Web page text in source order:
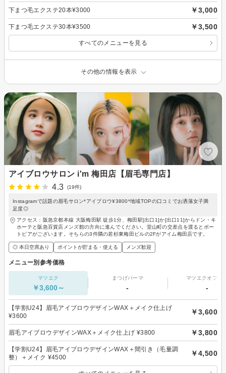
下まつ毛エクステ20本¥3000 ￥3,000
下まつ毛エクステ30本¥3500 ￥3,500
すべてのメニューを見る
その他の情報を表示
アイブロウサロン i'm 梅田店【眉毛専門店】
4.3
(19件)
Instagramで話題の眉毛サロン*アイブロウ¥3800*地域TOPの口コミでお洒落女子満
足度◎
アクセス：阪急京都本線 大阪梅田駅 徒歩1分、梅田駅[出口1]か[出口11]からドン・キ
ホーテと阪急百貨店メンズ館の方向に進んでください。堂山町の交差点を渡るとボー
トピアがございます。そちらの3件隣の若杉東梅田ビルの2Fがアイム梅田店です。
◎ 本日空席あり ポイントが貯まる・使える メンズ歓迎
メニュー別参考価格
マツエク
￥3,600～
まつげパーマ
-
マツエクオフの
-
【学割U24】眉毛アイブロウデザインWAX＋メイク仕上げ
¥3600
￥3,600
眉毛アイブロウデザインWAX＋メイク仕上げ ¥3800 ￥3,800
【学割U24】眉毛アイブロウデザインWAX＋間引き（毛量調
整）＋メイク ¥4500
￥4,500